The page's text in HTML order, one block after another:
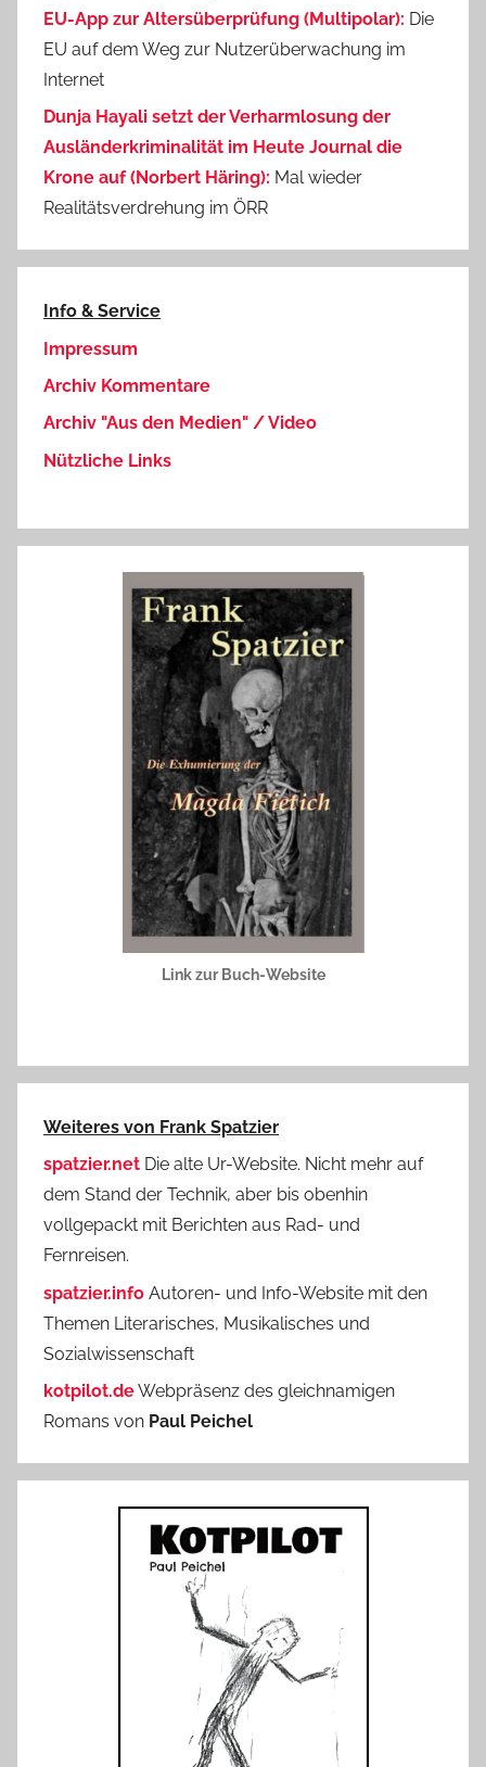
EU-App zur Altersüberprüfung (Multipolar): Die
EU auf dem Weg zur Nutzerüberwachung im
Internet
Dunja Hayali setzt der Verharmlosung der
Ausländerkriminalität im Heute Journal die
Krone auf (Norbert Häring): Mal wieder
Realitätsverdrehung im ÖRR
Info & Service
Impressum
Archiv Kommentare
Archiv "Aus den Medien" / Video
Nützliche Links
Link zur Buch-Website
Weiteres von Frank Spatzier
spatzier.net Die alte Ur-Website. Nicht mehr auf
dem Stand der Technik, aber bis obenhin
vollgepackt mit Berichten aus Rad- und
Fernreisen.
spatzier.info Autoren- und Info-Website mit den
Themen Literarisches, Musikalisches und
Sozialwissenschaft
kotpilot.deWebpräsenz des gleichnamigen
Romans von Paul Peichel